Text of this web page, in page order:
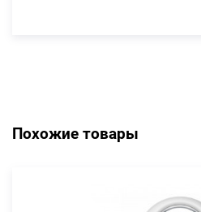
Похожие товары